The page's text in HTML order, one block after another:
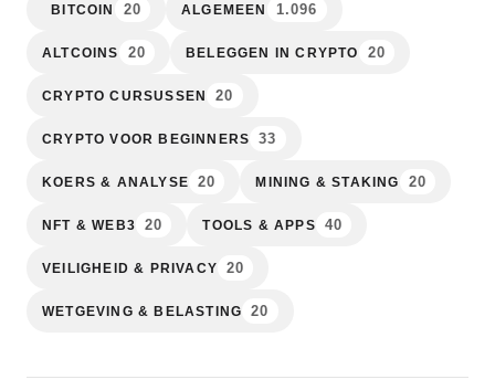
BITCOIN 20 ALGEMEEN 1.096
ALTCOINS 20 BELEGGEN IN CRYPTO 20
CRYPTO CURSUSSEN 20
CRYPTO VOOR BEGINNERS 33
KOERS & ANALYSE 20 MINING & STAKING 20
NFT & WEB3 20 TOOLS & APPS 40
VEILIGHEID & PRIVACY 20
WETGEVING & BELASTING 20